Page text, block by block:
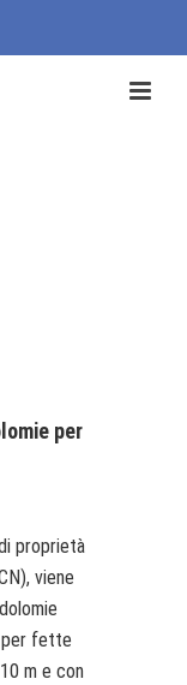
per
proprietà
viene
per fette
m e con